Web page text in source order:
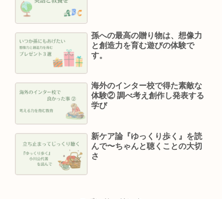
孫への最高の贈り物は、想像力
と創造力を育む遊びの体験で
す。
海外のインター校で得た素敵な
体験② 調べ考え創作し発表する
学び
新ケア論『ゆっくり歩く』を読
んで〜ちゃんと聴くことの大切
さ